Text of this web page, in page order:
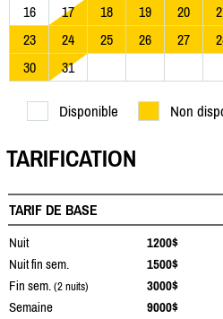
16
17 18 19 20
23
24 25 26 27
30
31
Disponible Non
TARIFICATION
TARIF DE BASE
Nuit
1200$
Nuit fin sem.
1500$
Fin sem. (2 nuits)
3000$
Semaine
9000$